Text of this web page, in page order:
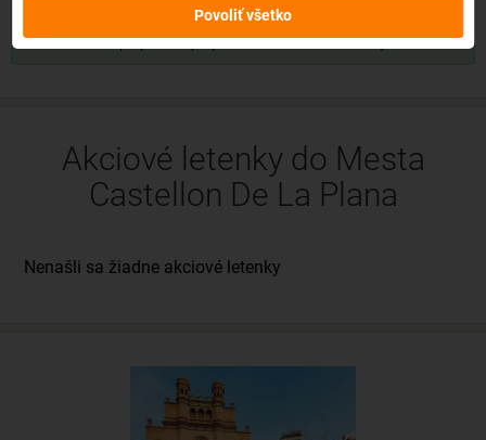
kredit vo výške až 80% ceny z rezervácie.
môžete zakúpiť priamo pri procese rezervácie letenky.
Akciové letenky do Mesta
Castellon De La Plana
Povoliť všetko